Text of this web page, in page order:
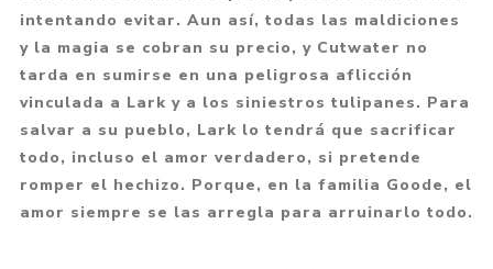
intentando evitar. Aun así, todas las maldiciones
y la magia se cobran su precio, y Cutwater no
tarda en sumirse en una peligrosa aflicción
vinculada a Lark y a los siniestros tulipanes. Para
salvar a su pueblo, Lark lo tendrá que sacrificar
todo, incluso el amor verdadero, si pretende
romper el hechizo. Porque, en la familia Goode, el
amor siempre se las arregla para arruinarlo todo.